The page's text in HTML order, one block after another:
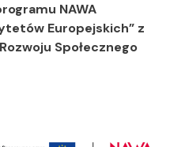
NAWA
Europejskich” z
Społecznego